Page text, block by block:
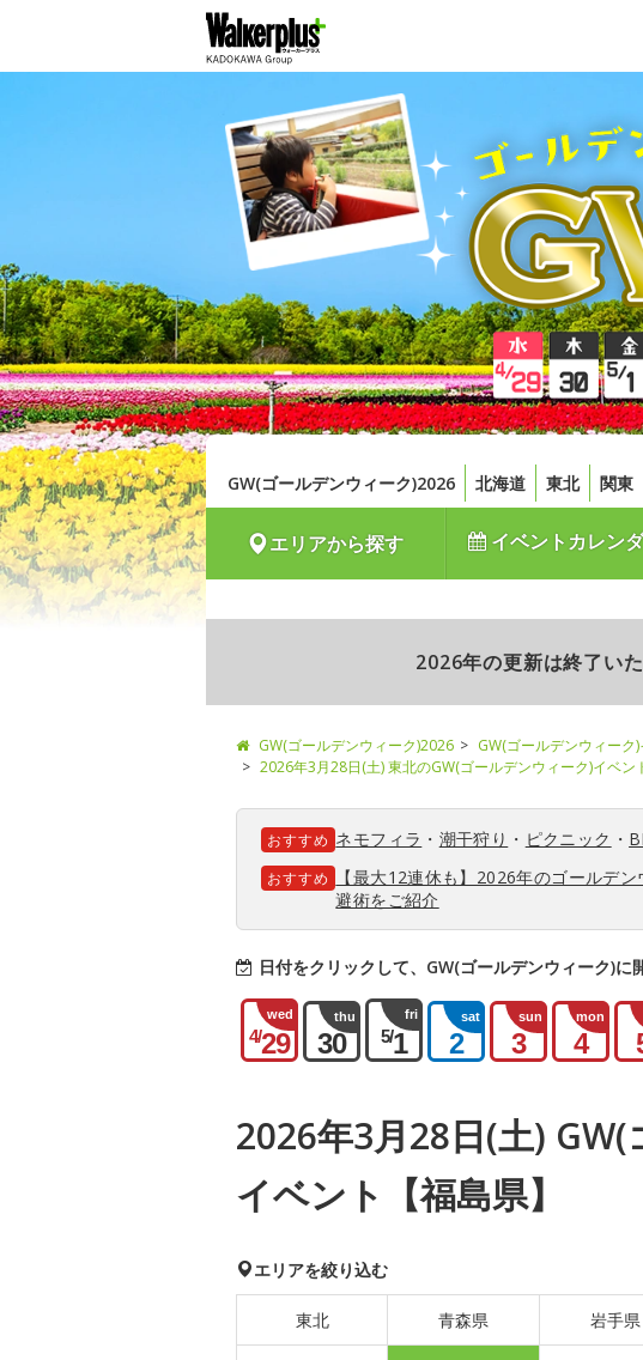
GW(ゴールデンウィーク)2026 北海道 東北 関東
エリアから探す イベントカレン
2026年の更新は終了い
GW(ゴールデンウィーク)2026 GW(ゴールデンウィーク
2026年3月28日(土) 東北のGW(ゴールデンウィーク)イベン
おすすめ ネモフィラ ・ 潮干狩り ・ ピクニック ・
おすすめ
【最大12連休も】2026年のゴールデ
避術をご紹介
日付をクリックして、GW(ゴールデンウィーク)に
wed
4/29
thu
30
fri
5/1
sat
2
sun
3
mon
4
2026年3月28日(土)
イベント【福島県】
エリアを絞り込む
東北 青森県 岩手県